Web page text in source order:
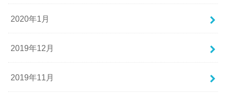
2020年1月
2019年12月
2019年11月